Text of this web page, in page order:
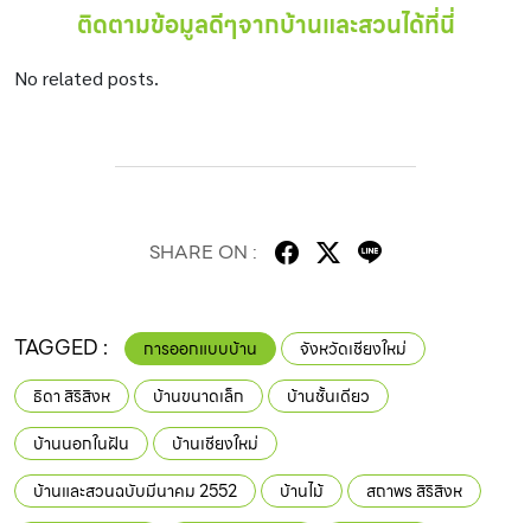
ติดตามข้อมูลดีๆจากบ้านและสวนได้ที่นี่
No related posts.
SHARE ON :
TAGGED : การออกแบบบ้าน
จังหวัดเชียงใหม่
ธิดา สิริสิงห
บ้านขนาดเล็ก
บ้านชั้นเดียว
บ้านนอกในฝัน
บ้านเชียงใหม่
บ้านและสวนฉบับมีนาคม 2552
บ้านไม้
สถาพร สิริสิงห